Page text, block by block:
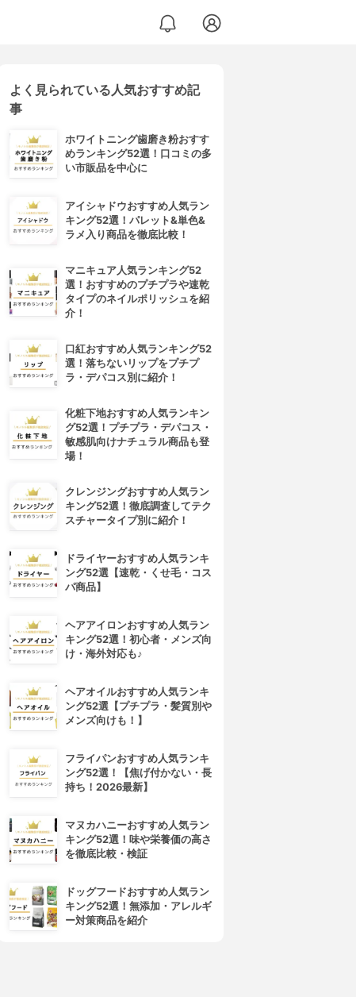
よく見られている人気おすすめ記
事
ホワイトニング歯磨き粉おすす
めランキング52選！口コミの多
い市販品を中心に
アイシャドウおすすめ人気ラン
キング52選！パレット&単色&
ラメ入り商品を徹底比較！
マニキュア人気ランキング52
選！おすすめのプチプラや速乾
タイプのネイルポリッシュを紹
介！
口紅おすすめ人気ランキング52
選！落ちないリップをプチプ
ラ・デパコス別に紹介！
化粧下地おすすめ人気ランキン
グ52選！プチプラ・デパコス・
敏感肌向けナチュラル商品も登
場！
クレンジングおすすめ人気ラン
キング52選！徹底調査してテク
スチャータイプ別に紹介！
ドライヤーおすすめ人気ランキ
ング52選【速乾・くせ毛・コス
パ商品】
ヘアアイロンおすすめ人気ラン
キング52選！初心者・メンズ向
け・海外対応も♪
ヘアオイルおすすめ人気ランキ
ング52選【プチプラ・髪質別や
メンズ向けも！】
フライパンおすすめ人気ランキ
ング52選！【焦げ付かない・長
持ち！2026最新】
マヌカハニーおすすめ人気ラン
キング52選！味や栄養価の高さ
を徹底比較・検証
ドッグフードおすすめ人気ラン
キング52選！無添加・アレルギ
ー対策商品を紹介